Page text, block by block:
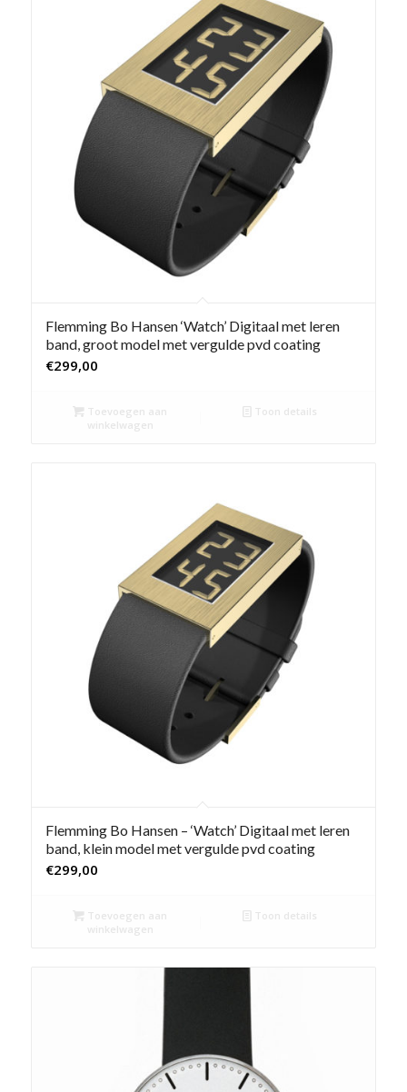
Flemming Bo Hansen ‘Watch’ Digitaal met leren
band, groot model met vergulde pvd coating
€299,00
Toevoegen aan
winkelwagen
Toon details
Flemming Bo Hansen – ‘Watch’ Digitaal met leren
band, klein model met vergulde pvd coating
€299,00
Toevoegen aan
winkelwagen
Toon details